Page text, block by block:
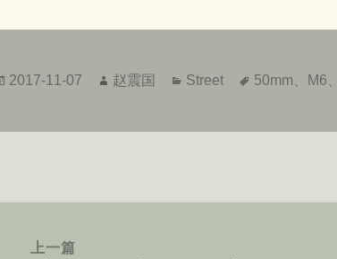
发
2017-11-07
作
赵震国
分
Street
标
50mm M6
上一篇